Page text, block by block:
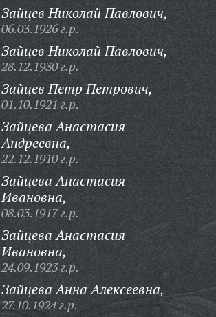
Зайцев Николай Павлович,
06.03.1926 г.р.
Зайцев Николай Павлович,
28.12.1930 г.р.
Зайцев Петр Петрович,
01.10.1921 г.р.
Зайцева Анастасия
Андреевна,
22.12.1910 г.р.
Зайцева Анастасия
Ивановна,
08.03.1917 г.р.
Зайцева Анастасия
Ивановна,
24.09.1923 г.р.
Зайцева Анна Алексеевна,
27.10.1924 г.р.